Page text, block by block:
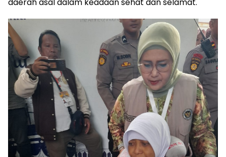
daerah asal dalam keadaan sehat dan selamat.